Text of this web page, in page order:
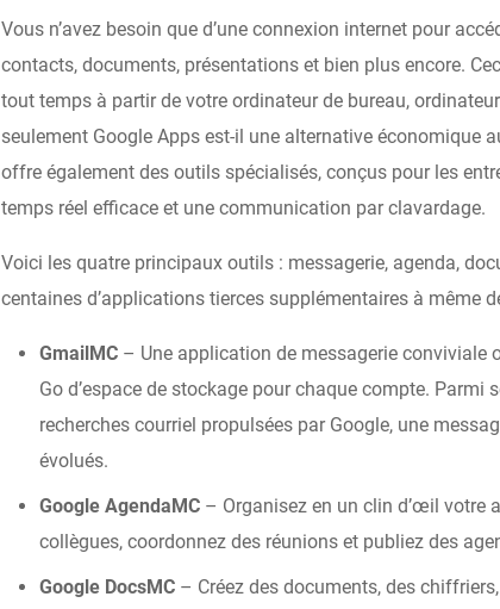
Vous n’avez besoin que d’une connexion internet pour
contacts, documents, présentations et bien plus encore.
tout temps à partir de votre ordinateur de bureau,
seulement Google Apps est-il une alternative économique
offre également des outils spécialisés, conçus pour les
temps réel efficace et une communication par clavardage.
Voici les quatre principaux outils : messagerie, agenda,
centaines d’applications tierces supplémentaires à même
Gmail MC – Une application de messagerie
Go d’espace de stockage pour chaque compte.
recherches courriel propulsées par Google, une
évolués.
GoogleAgenda MC – Organisez en un clin d’œil votre
collègues, coordonnez des réunions et publiez des
Google DocsMC – Créez des documents, des